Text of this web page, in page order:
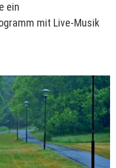
ein
mit Live-Musik